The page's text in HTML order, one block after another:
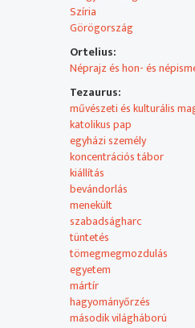
nem sokkal később
megtérítésén
Szíria
Görögország
Ortelius:
Néprajz és hon- és
Tezaurus:
művészeti és kulturális
katolikus pap
egyházi személy
koncentrációs tábor
kiállítás
bevándorlás
menekült
szabadságharc
tüntetés
tömegmegmozdulás
egyetem
mártír
hagyományőrzés
második világháború